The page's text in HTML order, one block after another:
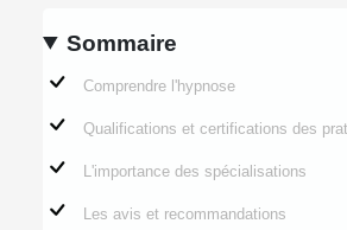
Sommaire
Comprendre l'hypnose
Qualifications et certifications des
L'importance des spécialisations
Les avis et recommandations